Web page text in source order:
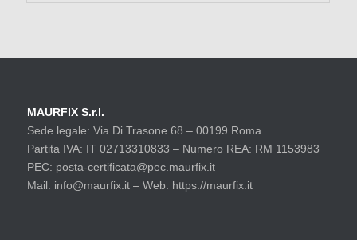
MAURFIX S.r.l.
Sede legale: Via Di Trasone 68 – 00199 Roma
Partita IVA: IT 02713310833 – Numero REA: RM 1153983
PEC: posta-certificata@pec.maurfix.it
Mail: info@maurfix.it – Web: https://maurfix.it